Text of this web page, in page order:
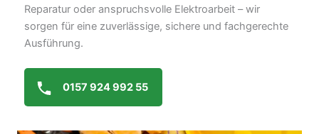
Reparatur oder anspruchsvolle Elektroarbeit – wir
sorgen für eine zuverlässige, sichere und fachgerechte
Ausführung.
0157 924 992 55